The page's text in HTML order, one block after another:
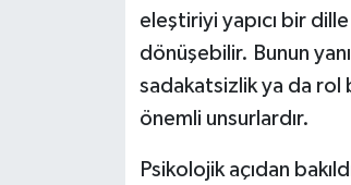
eleştiriyi yapıcı bir
dönüşebilir. Bunun
sadakatsizlik ya da rol
önemli unsurlardır.
Psikolojik açıdan